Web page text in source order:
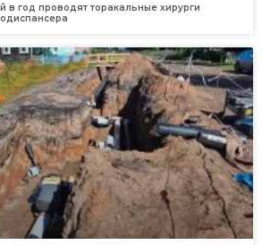
год проводят торакальные хирурги